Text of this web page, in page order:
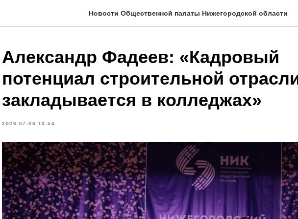
Новости Общественной палаты Нижегородской области
Александр Фадеев: «Кадровый
потенциал строительной
закладывается в колледжах»
2026-07-06 13:54